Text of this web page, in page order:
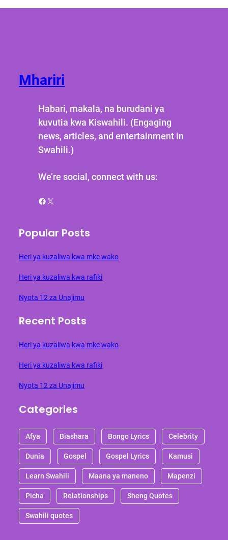
Mhariri
Habari, makala, na burudani ya
kuvutia kwa Kiswahili. (Engaging
news, articles, and entertainment in
Swahili.)
We’re social, connect with us:
Facebook X
Popular Posts
Heri ya kuzaliwa kwa mke wako
Heri ya kuzaliwa kwa rafiki
Nyota 12 za Unajimu
Recent Posts
Heri ya kuzaliwa kwa mke wako
Heri ya kuzaliwa kwa rafiki
Nyota 12 za Unajimu
Categories
Afya Biashara Bongo Lyrics Celebrity
Dunia Gospel Gospel Lyrics Kamusi
Learn Swahili Maana ya maneno Mapenzi
Picha Relationships Sheng Quotes
Swahili quotes